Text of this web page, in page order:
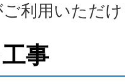
利用いただ
事